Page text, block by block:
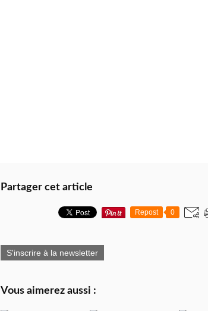
Partager cet article
Repost 0
S'inscrire à la newsletter
Vous aimerez aussi :